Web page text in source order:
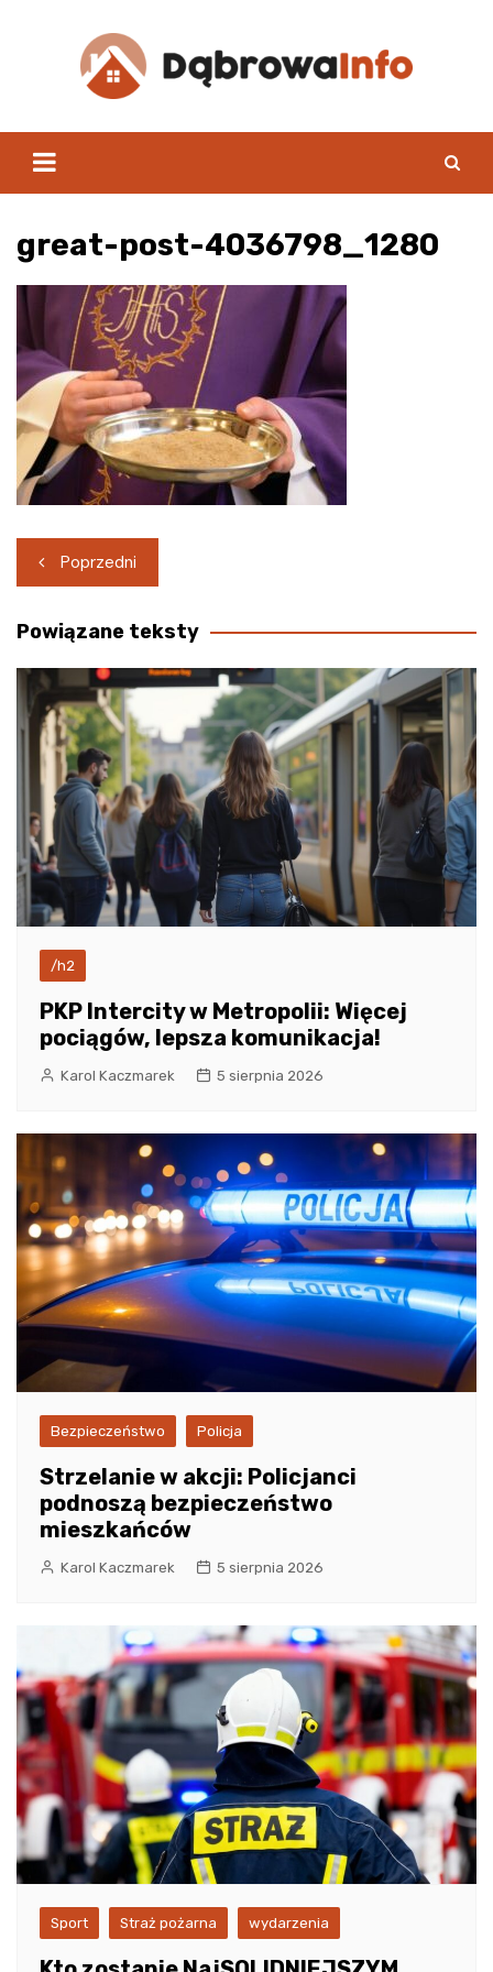
great-post-4036798_1280
Nawigacja
wpisu
Poprzedni
Powiązane teksty
/h2
PKP Intercity w Metropolii: Więcej
pociągów, lepsza komunikacja!
Karol Kaczmarek 5 sierpnia 2026
Bezpieczeństwo Policja
Strzelanie w akcji: Policjanci
podnoszą bezpieczeństwo
mieszkańców
Karol Kaczmarek 5 sierpnia 2026
Sport Straż pożarna wydarzenia